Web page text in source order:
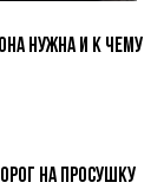
нужна и к чему
на просушку